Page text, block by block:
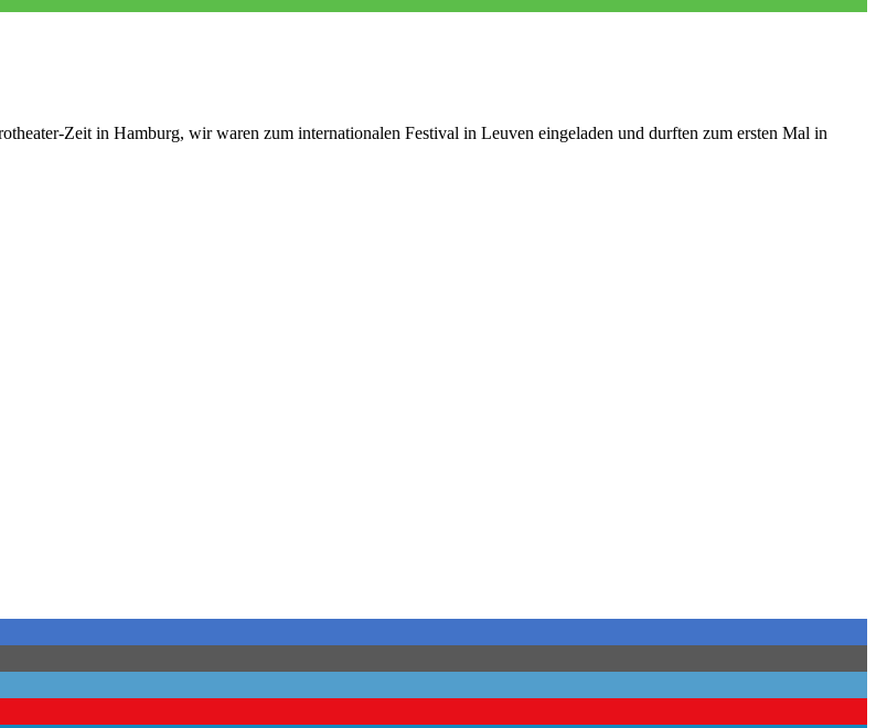
Zeit in Hamburg, wir waren zum internationalen Festival in Leuven eingeladen und durften zum ersten Mal in